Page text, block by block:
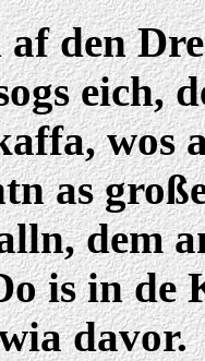
den
eich,
wos
as
dem
is in de
davor.